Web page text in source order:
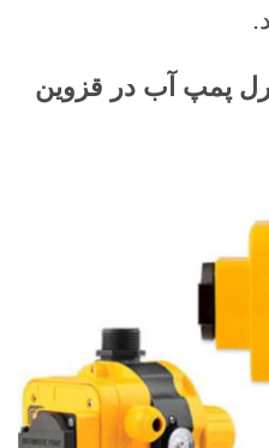
پمپ آب در قزوین